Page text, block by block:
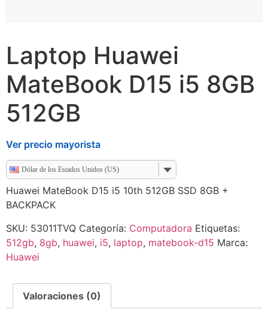
Laptop Huawei
MateBook D15 i5 8GB
512GB
Ver precio mayorista
Dólar de los Estados Unidos (US)
Huawei MateBook D15 i5 10th 512GB SSD 8GB +
BACKPACK
SKU: 53011TVQ Categoría: Computadora Etiquetas:
512gb, 8gb, huawei, i5, laptop, matebook-d15 Marca:
Huawei
Valoraciones (0)